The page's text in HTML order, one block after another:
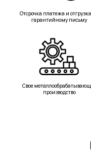
Отсрочка платежа и
гарантийному письму
Свое
производство